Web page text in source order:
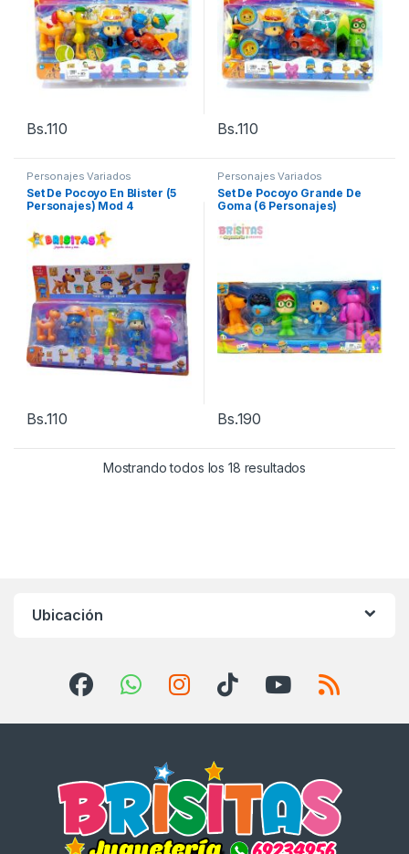
Bs.110 Bs.110
Personajes Variados
Set De Pocoyo En Blister (5
Personajes) Mod 4
Bs.110
Personajes Variados
Set De Pocoyo Grande De
Goma (6 Personajes)
Bs.190
Mostrando todos los 18 resultados
Ubicación